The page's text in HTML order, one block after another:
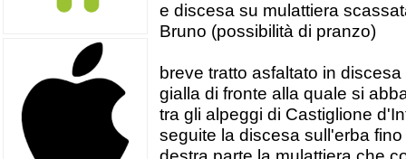
e discesa su mulattiera
Bruno (possibilità di pranzo)
breve tratto asfaltato in
gialla di fronte alla quale si
tra gli alpeggi di Castiglione
seguite la discesa sull'erba